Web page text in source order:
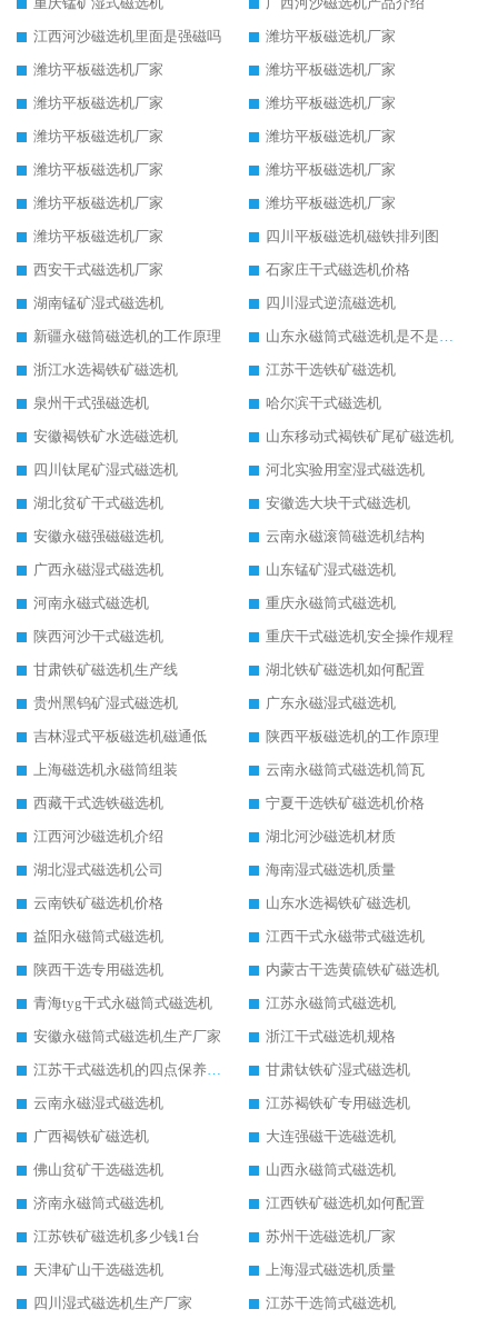
江西河沙磁选机里面是强磁吗
潍坊平板磁选机厂家
潍坊平板磁选机厂家
潍坊平板磁选机厂家
潍坊平板磁选机厂家
潍坊平板磁选机厂家
潍坊平板磁选机厂家
潍坊平板磁选机厂家
潍坊平板磁选机厂家
潍坊平板磁选机厂家
潍坊平板磁选机厂家
潍坊平板磁选机厂家
潍坊平板磁选机厂家
四川平板磁选机磁铁排列图
西安干式磁选机厂家
石家庄干式磁选机价格
湖南锰矿湿式磁选机
四川湿式逆流磁选机
新疆永磁筒磁选机的工作原理
山东永磁筒式磁选机是不是强磁
浙江水选褐铁矿磁选机
江苏干选铁矿磁选机
泉州干式强磁选机
哈尔滨干式磁选机
安徽褐铁矿水选磁选机
山东移动式褐铁矿尾矿磁选机
四川钛尾矿湿式磁选机
河北实验用室湿式磁选机
湖北贫矿干式磁选机
安徽选大块干式磁选机
安徽永磁强磁磁选机
云南永磁滚筒磁选机结构
广西永磁湿式磁选机
山东锰矿湿式磁选机
河南永磁式磁选机
重庆永磁筒式磁选机
陕西河沙干式磁选机
重庆干式磁选机安全操作规程
甘肃铁矿磁选机生产线
湖北铁矿磁选机如何配置
贵州黑钨矿湿式磁选机
广东永磁湿式磁选机
吉林湿式平板磁选机磁通低
陕西平板磁选机的工作原理
上海磁选机永磁筒组装
云南永磁筒式磁选机筒瓦
西藏干式选铁磁选机
宁夏干选铁矿磁选机价格
江西河沙磁选机介绍
湖北河沙磁选机材质
湖北湿式磁选机公司
海南湿式磁选机质量
云南铁矿磁选机价格
山东水选褐铁矿磁选机
益阳永磁筒式磁选机
江西干式永磁带式磁选机
陕西干选专用磁选机
内蒙古干选黄硫铁矿磁选机
青海tyg干式永磁筒式磁选机
江苏永磁筒式磁选机
安徽永磁筒式磁选机生产厂家
浙江干式磁选机规格
江苏干式磁选机的四点保养秘籍
甘肃钛铁矿湿式磁选机
云南永磁湿式磁选机
江苏褐铁矿专用磁选机
广西褐铁矿磁选机
大连强磁干选磁选机
佛山贫矿干选磁选机
山西永磁筒式磁选机
济南永磁筒式磁选机
江西铁矿磁选机如何配置
江苏铁矿磁选机多少钱1台
苏州干选磁选机厂家
天津矿山干选磁选机
上海湿式磁选机质量
四川湿式磁选机生产厂家
江苏干选筒式磁选机